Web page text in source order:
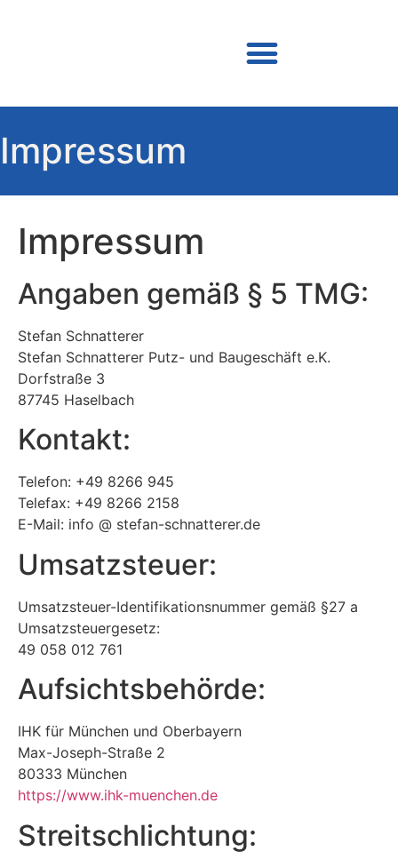
Impressum
Impressum
Angaben gemäß § 5 TMG:
Stefan Schnatterer
Stefan Schnatterer Putz- und Baugeschäft e.K.
Dorfstraße 3
87745 Haselbach
Kontakt:
Telefon: +49 8266 945
Telefax: +49 8266 2158
E-Mail: info @ stefan-schnatterer.de
Umsatzsteuer:
Umsatzsteuer-Identifikationsnummer gemäß §27 a
Umsatzsteuergesetz:
49 058 012 761
Aufsichtsbehörde:
IHK für München und Oberbayern
Max-Joseph-Straße 2
80333 München
https://www.ihk-muenchen.de
Streitschlichtung: